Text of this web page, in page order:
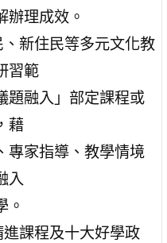
辦理成效。
新住民等多元文化教
習範
題融入」部定課程或
藉
專家指導、教學情境
入
。
課程及十大好學政